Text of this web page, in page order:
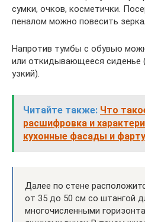
сумки, очков, косметички.
пеналом можно повесить
Напротив тумбы с обувью
или откидывающееся сиденье
узкий).
Читайте также: Что
расшифровка и
кухонные фасады и
Далее по стене
от 35 до 50 см со штангой
многочисленными